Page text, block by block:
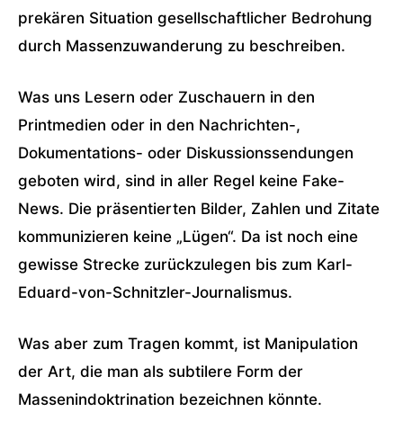
prekären Situation gesellschaftlicher Bedrohung
durch Massenzuwanderung zu beschreiben.
Was uns Lesern oder Zuschauern in den
Printmedien oder in den Nachrichten-,
Dokumentations- oder Diskussionssendungen
geboten wird, sind in aller Regel keine Fake-
News. Die präsentierten Bilder, Zahlen und Zitate
kommunizieren keine „Lügen“. Da ist noch eine
gewisse Strecke zurückzulegen bis zum Karl-
Eduard-von-Schnitzler-Journalismus.
Was aber zum Tragen kommt, ist Manipulation
der Art, die man als subtilere Form der
Massenindoktrination bezeichnen könnte.